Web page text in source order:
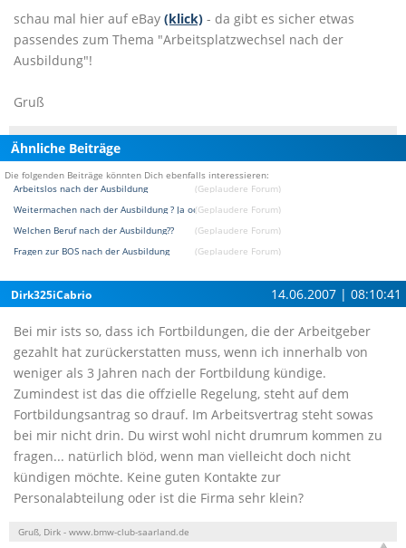
schau mal hier auf eBay (klick) - da gibt es sicher etwas
passendes zum Thema "Arbeitsplatzwechsel nach der
Ausbildung"!
Gruß
Ähnliche Beiträge
Die folgenden Beiträge könnten Dich ebenfalls interessieren:
Arbeitslos nach der Ausbildung
(Geplaudere Forum)
Weitermachen nach der Ausbildung ? Ja oder Nein ?(Geplaudere Forum)
Welchen Beruf nach der Ausbildung??
(Geplaudere Forum)
Fragen zur BOS nach der Ausbildung
(Geplaudere Forum)
Dirk325iCabrio 14.06.2007 | 08:10:41
Bei mir ists so, dass ich Fortbildungen, die der Arbeitgeber
gezahlt hat zurückerstatten muss, wenn ich innerhalb von
weniger als 3 Jahren nach der Fortbildung kündige.
Zumindest ist das die offzielle Regelung, steht auf dem
Fortbildungsantrag so drauf. Im Arbeitsvertrag steht sowas
bei mir nicht drin. Du wirst wohl nicht drumrum kommen zu
fragen... natürlich blöd, wenn man vielleicht doch nicht
kündigen möchte. Keine guten Kontakte zur
Personalabteilung oder ist die Firma sehr klein?
Gruß, Dirk - www.bmw-club-saarland.de